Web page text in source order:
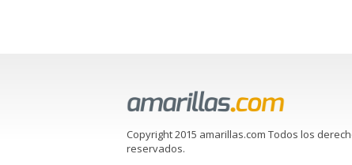
Copyright 2015 amarillas.com Todos los
reservados.